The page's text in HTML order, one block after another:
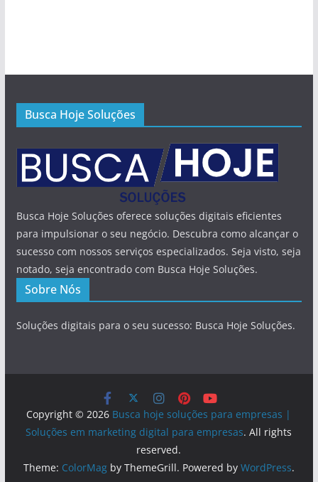
Busca Hoje Soluções
Busca Hoje Soluções oferece soluções digitais eficientes
para impulsionar o seu negócio. Descubra como alcançar o
sucesso com nossos serviços especializados. Seja visto, seja
notado, seja encontrado com Busca Hoje Soluções.
Sobre Nós
Soluções digitais para o seu sucesso: Busca Hoje Soluções.
Copyright © 2026 Busca hoje soluções para empresas |
Soluções em marketing digital para empresas. All rights
reserved.
Theme: ColorMagby ThemeGrill. Powered by WordPress.